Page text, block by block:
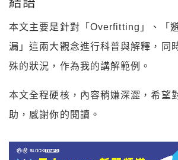
本文主要是針對「Overfitting」、「
漏」這兩大觀念進行科普與解釋，同
殊的狀況，作為我的講解範例。
本文全程硬核，內容稍嫌深澀，希望
助，感謝你的閱讀。